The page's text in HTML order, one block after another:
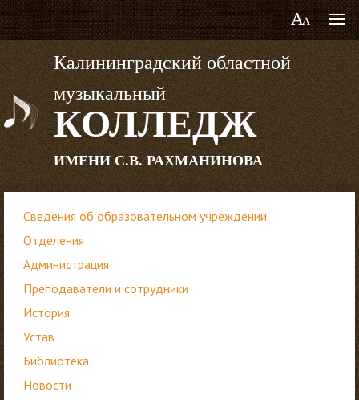
Калининградский областной
музыкальный
КОЛЛЕДЖ
ИМЕНИ С.В. РАХМАНИНОВА
Сведения об образовательном учреждении
Отделения
Администрация
Преподаватели и сотрудники
История
Устав
Библиотека
Новости